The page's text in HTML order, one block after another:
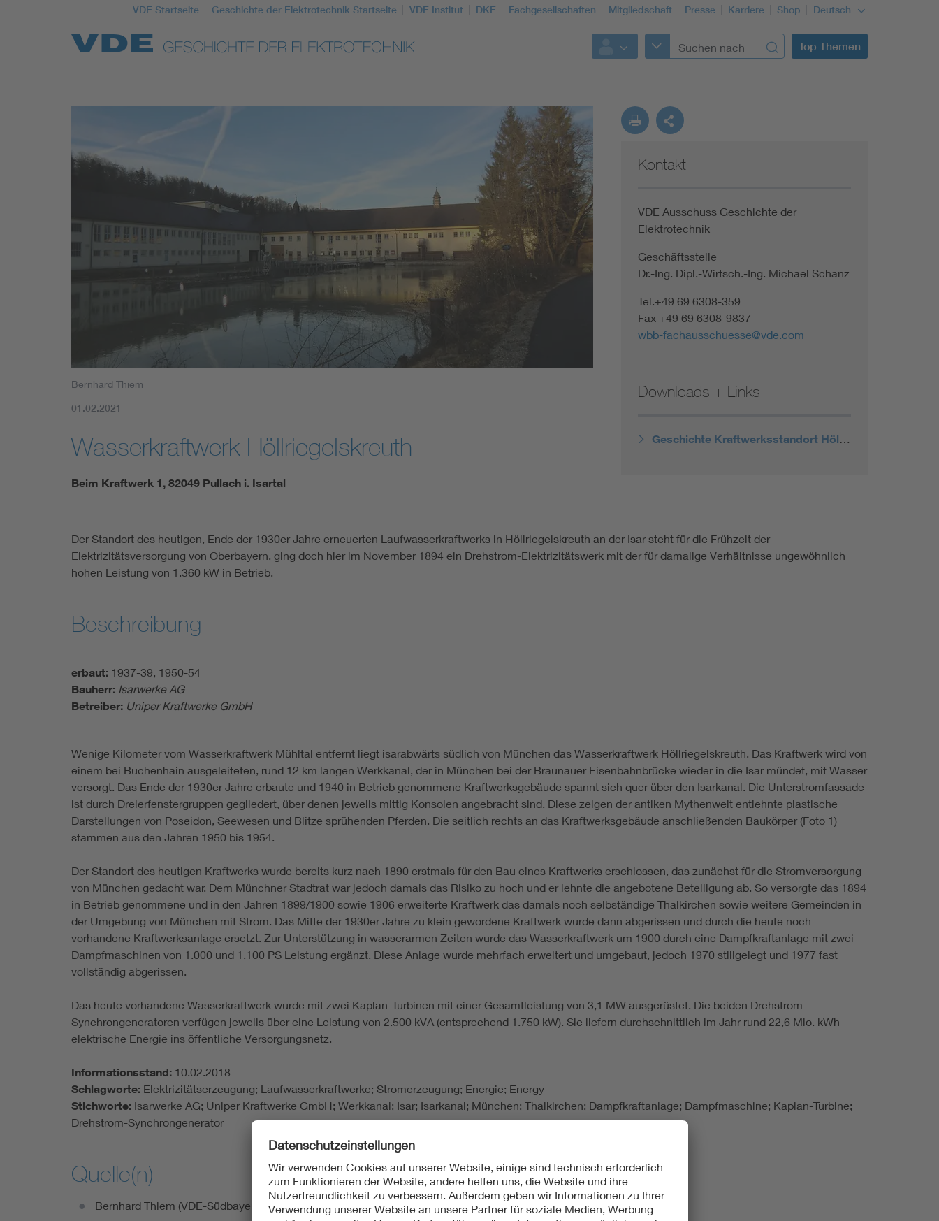
VDE Startseite Geschichte der Elektrotechnik Startseite VDE Institut DKE Fachgesellschaften Mitgliedschaft Presse Karriere Shop Deutsch
Top Themen
Top Themen
Weitere Themen
Bernhard Thiem
01.02.2021
Wasserkraftwerk Höllriegelskreuth
Beim Kraftwerk 1, 82049 Pullach i. Isartal
Kontakt
VDE Ausschuss Geschichte der
Elektrotechnik
Geschäftsstelle
Dr.-Ing. Dipl.-Wirtsch.-Ing. Michael Schanz
Tel.+49 69 6308-359
Fax +49 69 6308-9837
wbb-fachausschuesse@vde.com
Downloads + Links
Geschichte Kraftwerksstandort Höllriegelskreuth
Der Standort des heutigen, Ende der 1930er Jahre erneuerten Laufwasserkraftwerks in Höllriegelskreuth an der Isar steht für die Frühzeit der
Elektrizitätsversorgung von Oberbayern, ging doch hier im November 1894 ein Drehstrom-Elektrizitätswerk mit der für damalige Verhältnisse ungewöhnlich
hohen Leistung von 1.360 kW in Betrieb.
Beschreibung
erbaut: 1937-39, 1950-54
Bauherr: Isarwerke AG
Betreiber: Uniper Kraftwerke GmbH
Wenige Kilometer vom Wasserkraftwerk Mühltal entfernt liegt isarabwärts südlich von München das Wasserkraftwerk Höllriegelskreuth. Das Kraftwerk wird von
einem bei Buchenhain ausgeleiteten, rund 12 km langen Werkkanal, der in München bei der Braunauer Eisenbahnbrücke wieder in die Isar mündet, mit Wasser
versorgt. Das Ende der 1930er Jahre erbaute und 1940 in Betrieb genommene Kraftwerksgebäude spannt sich quer über den Isarkanal. Die Unterstromfassade
ist durch Dreierfenstergruppen gegliedert, über denen jeweils mittig Konsolen angebracht sind. Diese zeigen der antiken Mythenwelt entlehnte plastische
Darstellungen von Poseidon, Seewesen und Blitze sprühenden Pferden. Die seitlich rechts an das Kraftwerksgebäude anschließenden Baukörper (Foto 1)
stammen aus den Jahren 1950 bis 1954.
Der Standort des heutigen Kraftwerks wurde bereits kurz nach 1890 erstmals für den Bau eines Kraftwerks erschlossen, das zunächst für die Stromversorgung
von München gedacht war. Dem Münchner Stadtrat war jedoch damals das Risiko zu hoch und er lehnte die angebotene Beteiligung ab. So versorgte das 1894
in Betrieb genommene und in den Jahren 1899/1900 sowie 1906 erweiterte Kraftwerk das damals noch selbständige Thalkirchen sowie weitere Gemeinden in
der Umgebung von München mit Strom. Das Mitte der 1930er Jahre zu klein gewordene Kraftwerk wurde dann abgerissen und durch die heute noch
vorhandene Kraftwerksanlage ersetzt. Zur Unterstützung in wasserarmen Zeiten wurde das Wasserkraftwerk um 1900 durch eine Dampfkraftanlage mit zwei
Dampfmaschinen von 1.000 und 1.100 PS Leistung ergänzt. Diese Anlage wurde mehrfach erweitert und umgebaut, jedoch 1970 stillgelegt und 1977 fast
vollständig abgerissen.
Das heute vorhandene Wasserkraftwerk wurde mit zwei Kaplan-Turbinen mit einer Gesamtleistung von 3,1 MW ausgerüstet. Die beiden Drehstrom-
Synchrongeneratoren verfügen jeweils über eine Leistung von 2.500 kVA (entsprechend 1.750 kW). Sie liefern durchschnittlich im Jahr rund 22,6 Mio. kWh
elektrische Energie ins öffentliche Versorgungsnetz.
Informationsstand: 10.02.2018
Schlagworte: Elektrizitätserzeugung; Laufwasserkraftwerke; Stromerzeugung; Energie; Energy
Stichworte: Isarwerke AG; Uniper Kraftwerke GmbH; Werkkanal; Isar; Isarkanal; München; Thalkirchen; Dampfkraftanlage; Dampfmaschine; Kaplan-Turbine;
Drehstrom-Synchrongenerator
Quelle(n)
Bernhard Thiem (VDE-Südbayern)